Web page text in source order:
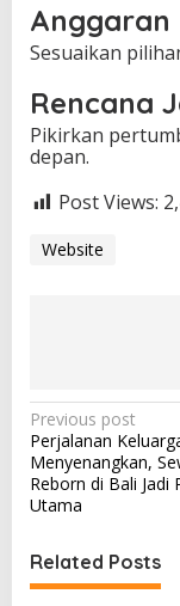
Anggaran
Sesuaikan
Rencana
Pikirkan
depan.
Post Views:
Website
P
o
s
t
n
a
Previous post
Perjalanan
Menyenangkan,
Reborn di Bali Jadi
Utama
Related Posts